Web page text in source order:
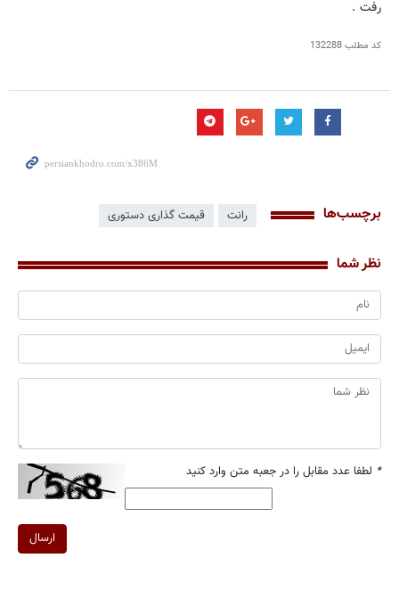
رفت .
کد مطلب132288
برچسب‌ها رانت قیمت گذاری دستوری
نظر شما
* لطفا عدد مقابل را در جعبه متن وارد کنید
ارسال